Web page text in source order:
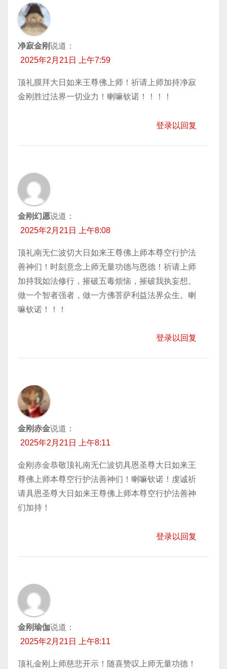
净寂金刚说道：
2025年2月21日 上午7:59
顶礼膜拜大日如来王尊佛上师！祈请上师加持净寂
金刚胜过法界一切业力！喇嘛钦诺！！！！
登录以回复
金刚幻愿说道：
2025年2月21日 上午8:08
顶礼南无仁波切大日如来王尊佛上师本尊空行护法
善神们！时刻意念上师无量功德与恩德！祈请上师
加持我如法修行，摧破五毒烦恼，摧破我执妄想。
做一个智者强者，做一方佛菩萨利益法界众生。喇
嘛钦诺！！！
登录以回复
金刚赤金说道：
2025年2月21日 上午8:11
金刚赤金恭敬顶礼南无仁波切具恩圣尊大日如来王
尊佛上师本尊空行护法善神们！喇嘛钦诺！虔诚祈
请具恩圣尊大日如来王尊佛上师本尊空行护法善神
们加持！
登录以回复
金刚瑜伽说道：
2025年2月21日 上午8:11
顶礼金刚上师慈悲开示！随喜赞叹上师无量功德！